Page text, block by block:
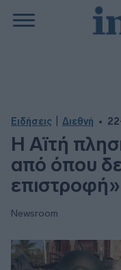
Ειδήσεις Διεθνή
Η Αϊτή
από όπου
επιστροφή»
Newsroom